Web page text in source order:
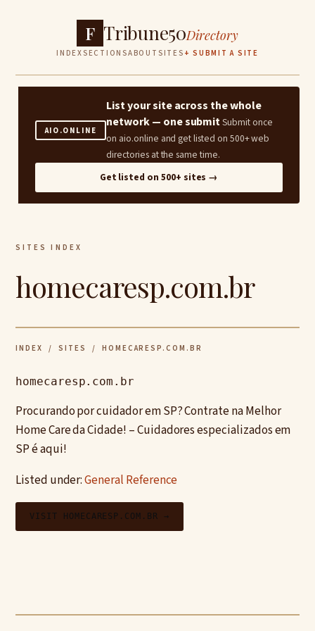
F Tribune50Directory
INDEXSECTIONSABOUT SITES + SUBMIT A SITE
AIO.ONLINE
List your site across the whole
network — one submitSubmit once
on aio.online and get listed on 500+ web
directories at the same time.
Get listed on 500+ sites →
SITES INDEX
homecaresp.com.br
INDEX / SITES / HOMECARESP.COM.BR
homecaresp.com.br
Procurando por cuidador em SP? Contrate na Melhor
Home Care da Cidade! – Cuidadores especializados em
SP é aqui!
Listed under:General Reference
VISIT HOMECARESP.COM.BR →